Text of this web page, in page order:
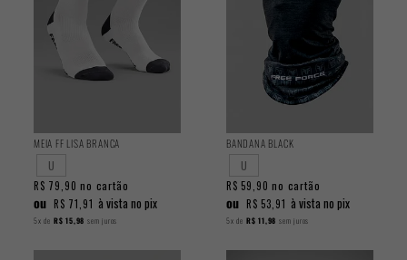
MEIA FF LISA BRANCA
U
R$ 79,90 no cartão
ou R$ 71,91 à vista no pix
5x de R$ 15,98 sem juros
BANDANA BLACK
U
R$ 59,90 no cartão
ou R$ 53,91 à vista no pix
5x de R$ 11,98 sem juros